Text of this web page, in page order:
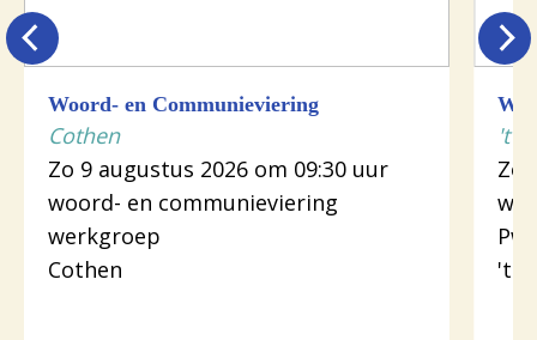
Woord- en Communieviering
Cothen
Zo 9 augustus 2026 om 09:30 uur
woord- en communieviering
werkgroep
Cothen
't
Zo
't